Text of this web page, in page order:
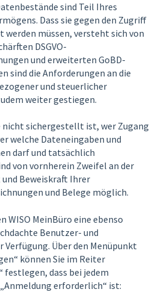
sind Teil Ihres
Dass sie gegen den Zugriff
müssen, versteht sich von
DSGVO-
und erweiterten GoBD-
sind die Anforderungen an die
und steuerlicher
weiter gestiegen.
nicht sichergestellt ist, wer Zugang
welche Dateneingaben und
darf und tatsächlich
von vornherein Zweifel an der
Beweiskraft Ihrer
und Belege möglich.
WISO MeinBüro eine ebenso
Benutzer- und
Über den Menüpunkt
können Sie im Reiter
festlegen, dass bei jedem
erforderlich“ ist: